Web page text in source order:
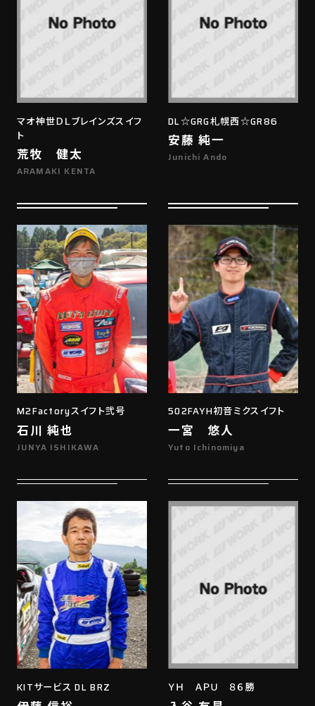
マオ神世ＤＬブレインズスイフ
ト
荒牧 健太
ARAMAKI KENTA
DL☆GRG札幌西☆GR86
安藤 純一
Junichi Ando
M2Factoryスイフト弐号
石川 純也
JUNYA ISHIKAWA
502FAYH初音ミクスイフト
一宮 悠人
Yuto Ichinomiya
KITサービス DL BRZ ＹＨ ＡＰＵ ８６勝